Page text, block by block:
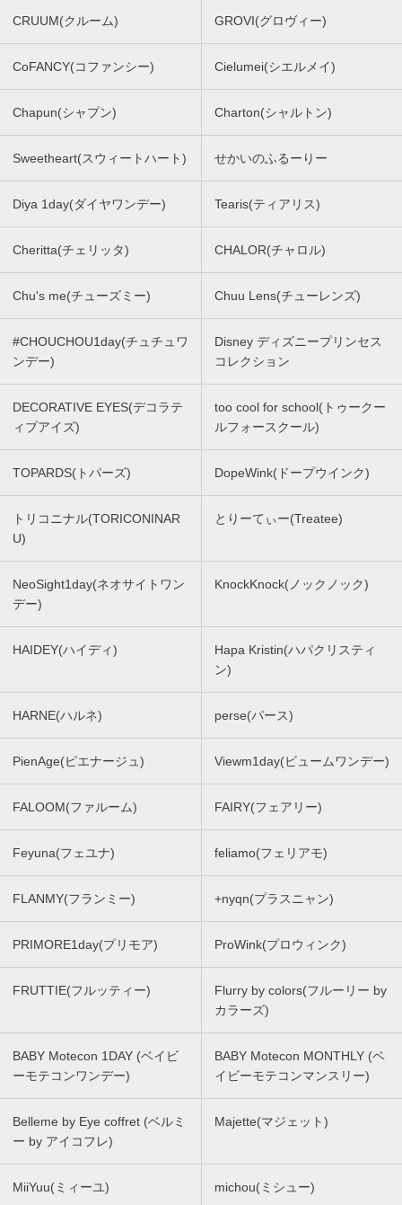
CRUUM(クルーム) GROVI(グロヴィー)
CoFANCY(コファンシー) Cielumei(シエルメイ)
Chapun(シャプン) Charton(シャルトン)
Sweetheart(スウィートハート) せかいのふるーりー
Diya 1day(ダイヤワンデー) Tearis(ティアリス)
Cheritta(チェリッタ) CHALOR(チャロル)
Chu's me(チューズミー) Chuu Lens(チューレンズ)
#CHOUCHOU1day(チュチュワ
ンデー)
Disney ディズニープリンセス
コレクション
DECORATIVE EYES(デコラテ
ィブアイズ)
too cool for school(トゥークー
ルフォースクール)
TOPARDS(トパーズ) DopeWink(ドープウインク)
トリコニナル(TORICONINAR
U)
とりーてぃー(Treatee)
NeoSight1day(ネオサイトワン
デー)
KnockKnock(ノックノック)
HAIDEY(ハイディ)
Hapa Kristin(ハパクリスティ
ン)
HARNE(ハルネ) perse(パース)
PienAge(ピエナージュ) Viewm1day(ビュームワンデー)
FALOOM(ファルーム) FAIRY(フェアリー)
Feyuna(フェユナ) feliamo(フェリアモ)
FLANMY(フランミー) +nyqn(プラスニャン)
PRIMORE1day(プリモア) ProWink(プロウィンク)
FRUTTIE(フルッティー)
Flurry by colors(フルーリー by
カラーズ)
BABY Motecon 1DAY (ベイビ
ーモテコンワンデー)
BABY Motecon MONTHLY (ベ
イビーモテコンマンスリー)
Belleme by Eye coffret (ベルミ
ー by アイコフレ)
Majette(マジェット)
MiiYuu(ミィーユ) michou(ミシュー)